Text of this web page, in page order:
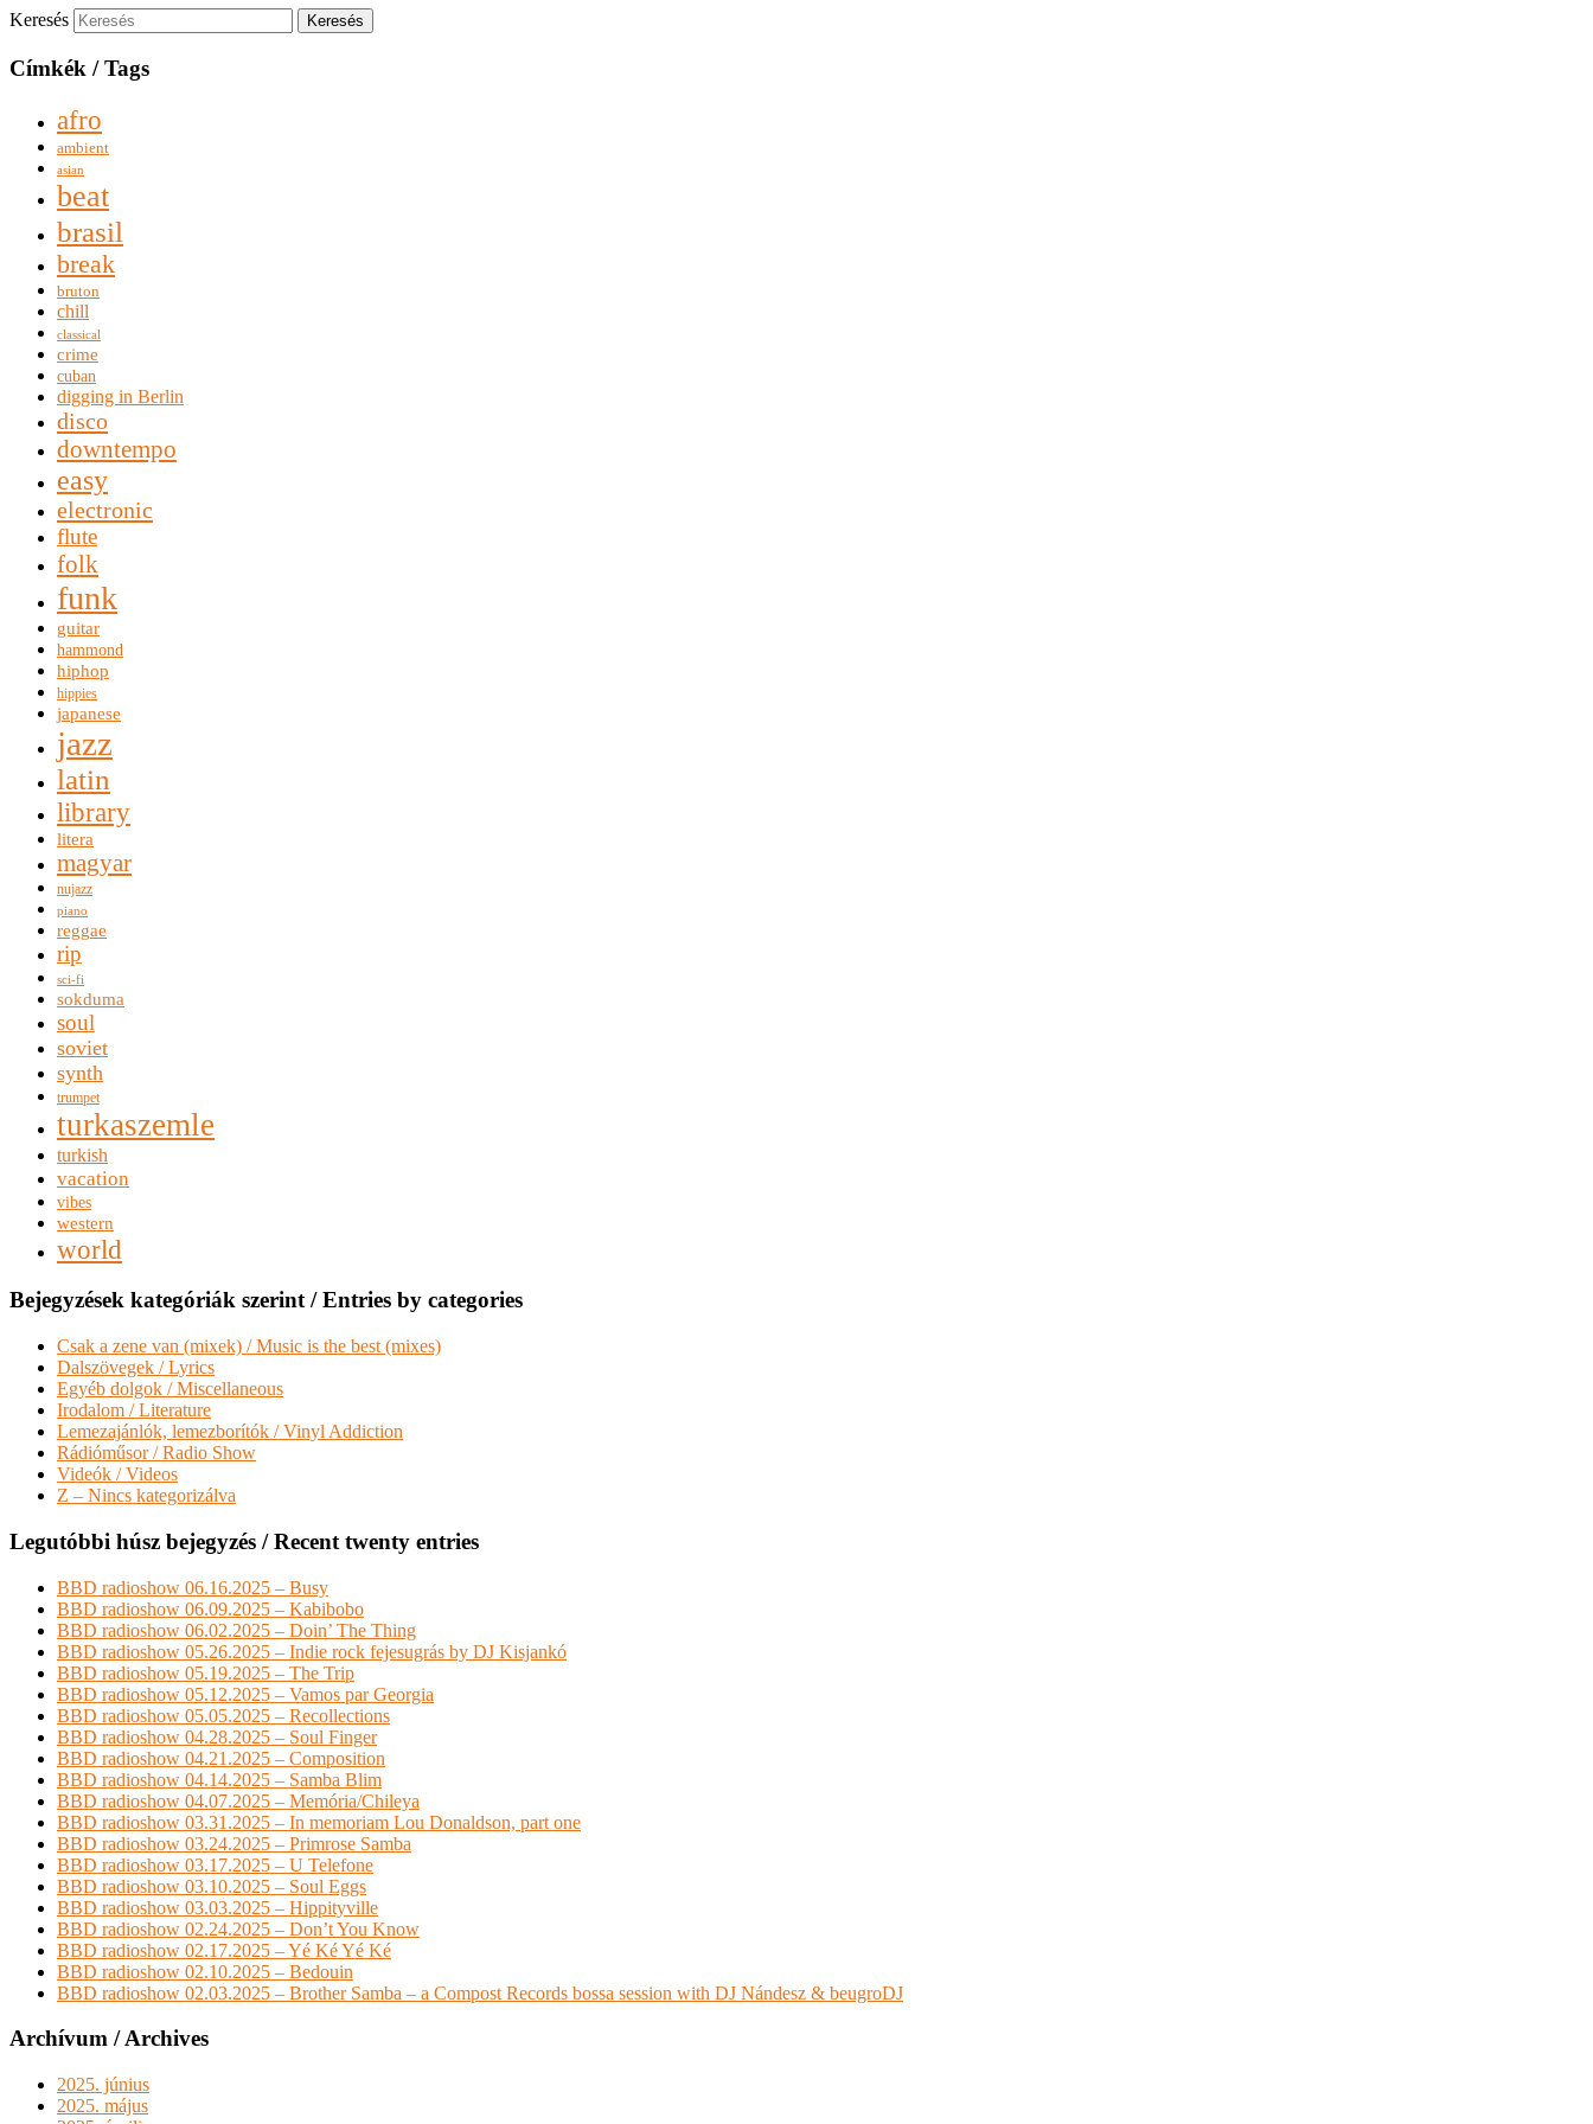
Keresés
Címkék / Tags
afro
ambient
asian
beat
brasil
break
bruton
chill
classical
crime
cuban
digging in Berlin
disco
downtempo
easy
electronic
flute
folk
funk
guitar
hammond
hiphop
hippies
japanese
jazz
latin
library
litera
magyar
nujazz
piano
reggae
rip
sci-fi
sokduma
soul
soviet
synth
trumpet
turkaszemle
turkish
vacation
vibes
western
world
Bejegyzések kategóriák szerint / Entries by categories
Csak a zene van (mixek) / Music is the best (mixes)
Dalszövegek / Lyrics
Egyéb dolgok / Miscellaneous
Irodalom / Literature
Lemezajánlók, lemezborítók / Vinyl Addiction
Rádióműsor / Radio Show
Videók / Videos
Z – Nincs kategorizálva
Legutóbbi húsz bejegyzés / Recent twenty entries
BBD radioshow 06.16.2025 – Busy
BBD radioshow 06.09.2025 – Kabibobo
BBD radioshow 06.02.2025 – Doin’ The Thing
BBD radioshow 05.26.2025 – Indie rock fejesugrás by DJ Kisjankó
BBD radioshow 05.19.2025 – The Trip
BBD radioshow 05.12.2025 – Vamos par Georgia
BBD radioshow 05.05.2025 – Recollections
BBD radioshow 04.28.2025 – Soul Finger
BBD radioshow 04.21.2025 – Composition
BBD radioshow 04.14.2025 – Samba Blim
BBD radioshow 04.07.2025 – Memória/Chileya
BBD radioshow 03.31.2025 – In memoriam Lou Donaldson, part one
BBD radioshow 03.24.2025 – Primrose Samba
BBD radioshow 03.17.2025 – U Telefone
BBD radioshow 03.10.2025 – Soul Eggs
BBD radioshow 03.03.2025 – Hippityville
BBD radioshow 02.24.2025 – Don’t You Know
BBD radioshow 02.17.2025 – Yé Ké Yé Ké
BBD radioshow 02.10.2025 – Bedouin
BBD radioshow 02.03.2025 – Brother Samba – a Compost Records bossa session with DJ Nándesz & beugroDJ
Archívum / Archives
2025. június
2025. május